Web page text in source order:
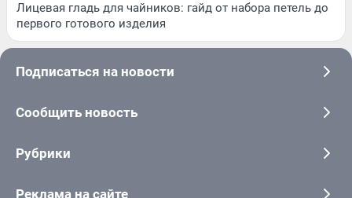
Лицевая гладь для чайников: гайд от набора петель до
первого готового изделия
Подписаться на новости
Сообщить новость
Рубрики
Реклама на сайте